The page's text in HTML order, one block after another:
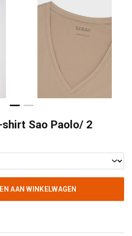
Sao Paolo/ 2
AAN WINKELWAGEN